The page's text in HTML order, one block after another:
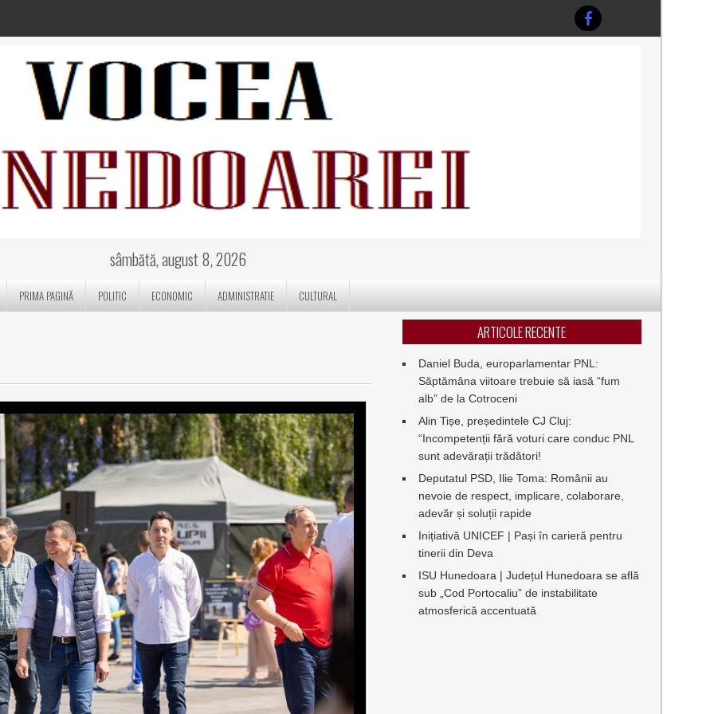
sâmbătă, august 8, 2026
PRIMA PAGINĂ POLITIC ECONOMIC ADMINISTRATIE CULTURAL
ARTICOLE RECENTE
Daniel Buda, europarlamentar PNL:
Săptămâna viitoare trebuie să iasă “fum
alb” de la Cotroceni
Alin Tișe, președintele CJ Cluj:
“Incompetenții fără voturi care conduc PNL
sunt adevărații trădători!
Deputatul PSD, Ilie Toma: Românii au
nevoie de respect, implicare, colaborare,
adevăr și soluții rapide
Inițiativă UNICEF | Pași în carieră pentru
tinerii din Deva
ISU Hunedoara | Județul Hunedoara se află
sub „Cod Portocaliu” de instabilitate
atmosferică accentuată